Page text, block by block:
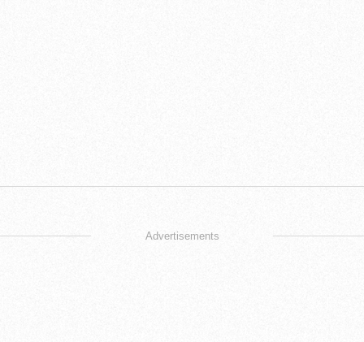
Advertisements